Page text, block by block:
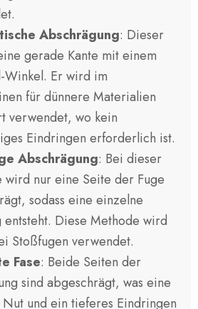
Abschrägung: Dieser
gerade Kante mit einem
Winkel. Er wird im
für dünnere Materialien
verwendet, wo kein
Eindringen erforderlich ist.
Abschrägung: Bei dieser
wird nur eine Seite der Fuge
sodass eine einzelne
Diese Methode wird
Stoßfugen verwendet.
Fase: Beide Seiten der
sind abgeschrägt, was eine
und ein tieferes Eindringen